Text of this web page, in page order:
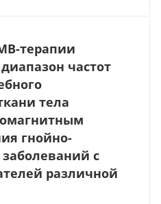
терапии
частот
тела
гнойно-
с
различной